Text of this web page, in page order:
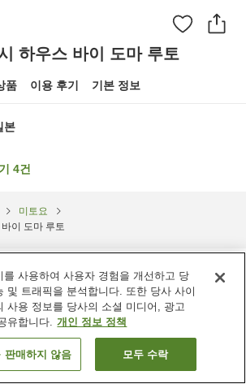
하우스 바이 도마 루토
품 이용 후기 기본 정보
본
4건
미토요
이 도마 루토
객실 보기
를 사용하여 사용자 경험을 개선하고 당
및 트래픽을 분석합니다. 또한 당사 사이
사용 정보를 당사의 소셜 미디어, 광고
유합니다. 개인 정보 정책
판매하지 않음 모두 수락